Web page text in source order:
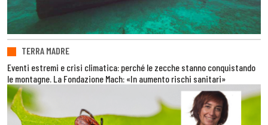
TERRA MADRE
Eventi estremi e crisi climatica: perché le zecche stanno conquistando
le montagne. La Fondazione Mach: «In aumento rischi sanitari»